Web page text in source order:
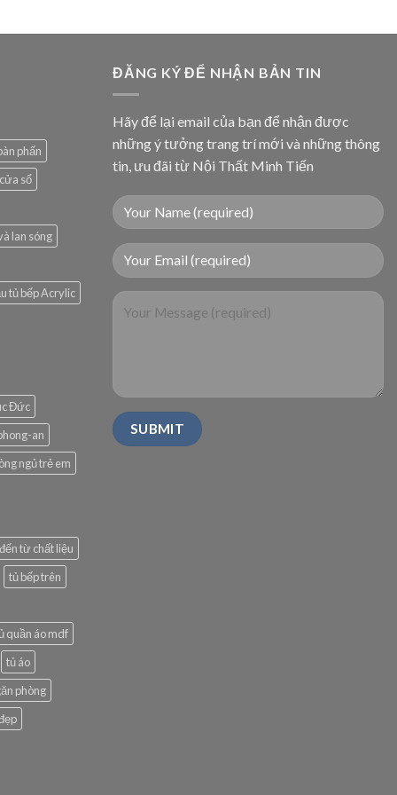
phấn
sổ
lan sóng
tủ bếp Acrylic
Đức
an
ngủ trẻ em
từ chất liệu
tủ bếp trên
quần áo mdf
tủ áo
phòng
ĐĂNG KÝ ĐỂ NHẬN BẢN TIN
Hãy để lại email của bạn để nhận được
những ý tưởng trang trí mới và những thông
tin, ưu đãi từ Nội Thất Minh Tiến